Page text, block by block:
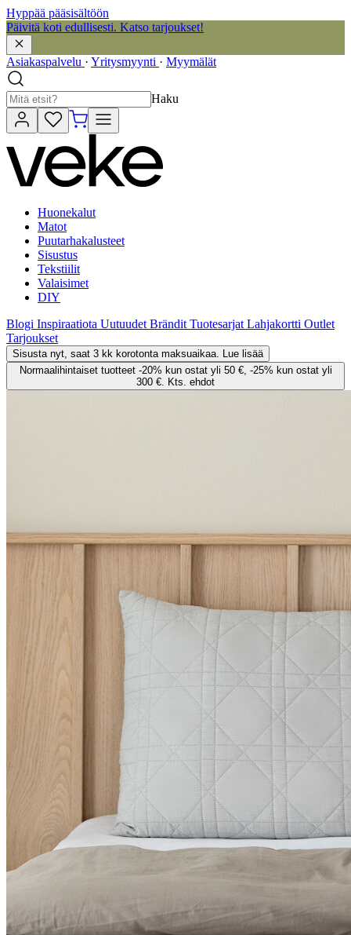
Hyppää pääsisältöön
Päivitä koti edullisesti. Katso tarjoukset!
Asiakaspalvelu · Yritysmyynti · Myymälät
Haku
Huonekalut
Matot
Puutarhakalusteet
Sisustus
Tekstiilit
Valaisimet
DIY
Blogi Inspiraatiota Uutuudet Brändit Tuotesarjat Lahjakortti Outlet
Tarjoukset
Sisusta nyt, saat 3 kk korotonta maksuaikaa. Lue lisää
Normaalihintaiset tuotteet -20% kun ostat yli 50 €, -25% kun ostat yli
300 €. Kts. ehdot